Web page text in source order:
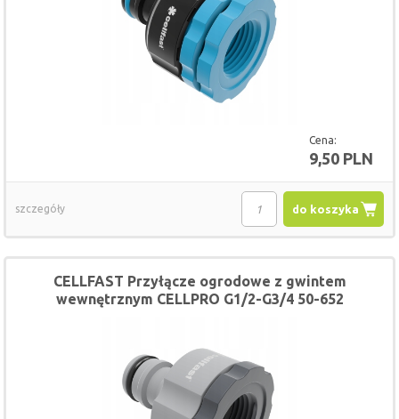
Cena:
9,50 PLN
do koszyka
szczegóły
CELLFAST Przyłącze ogrodowe z gwintem
wewnętrznym CELLPRO G1/2-G3/4 50-652